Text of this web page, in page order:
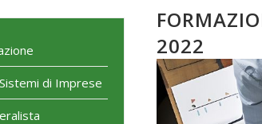
di Imprese
2022